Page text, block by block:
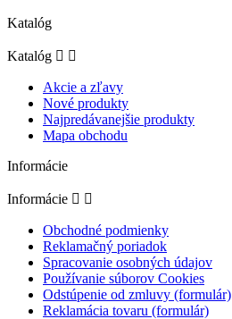
Katalóg
Katalóg  
Akcie a zľavy
Nové produkty
Najpredávanejšie produkty
Mapa obchodu
Informácie
Informácie  
Obchodné podmienky
Reklamačný poriadok
Spracovanie osobných údajov
Používanie súborov Cookies
Odstúpenie od zmluvy (formulár)
Reklamácia tovaru (formulár)